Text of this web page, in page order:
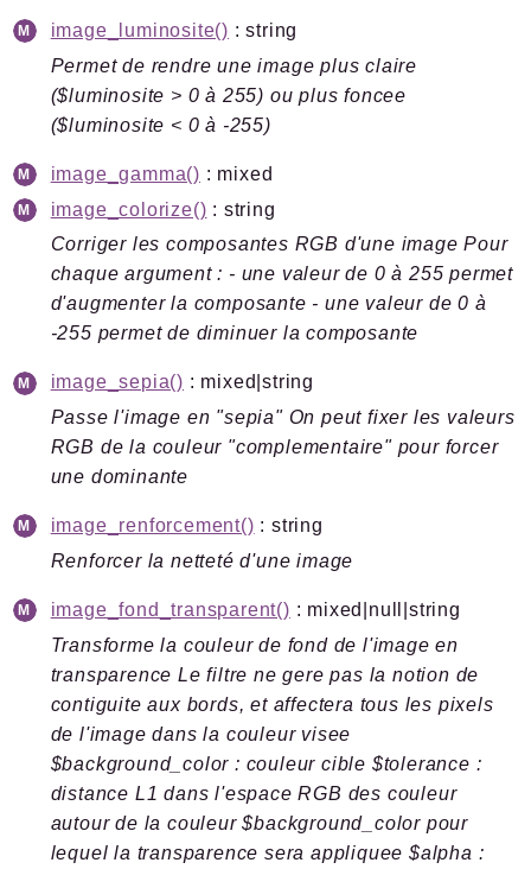
image_luminosite() : string
Permet de rendre une image plus claire
($luminosite > 0 à 255) ou plus foncee
($luminosite < 0 à -255)
image_gamma() : mixed
image_colorize() : string
Corriger les composantes RGB d'une image Pour
chaque argument : - une valeur de 0 à 255 permet
d'augmenter la composante - une valeur de 0 à
-255 permet de diminuer la composante
image_sepia() : mixed|string
Passe l'image en "sepia" On peut fixer les valeurs
RGB de la couleur "complementaire" pour forcer
une dominante
image_renforcement() : string
Renforcer la netteté d'une image
image_fond_transparent() : mixed|null|string
Transforme la couleur de fond de l'image en
transparence Le filtre ne gere pas la notion de
contiguite aux bords, et affectera tous les pixels
de l'image dans la couleur visee
$background_color : couleur cible $tolerance :
distance L1 dans l'espace RGB des couleur
autour de la couleur $background_color pour
lequel la transparence sera appliquee $alpha :